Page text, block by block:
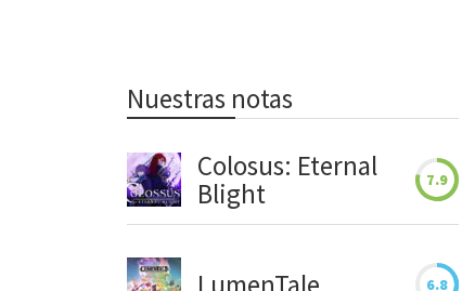
Nuestras notas
Colosus: Eternal
Blight
7.9
6.8